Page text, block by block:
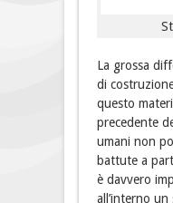
La grossa
di
questo
precedente
umani non
battute a
è davvero
all’interno